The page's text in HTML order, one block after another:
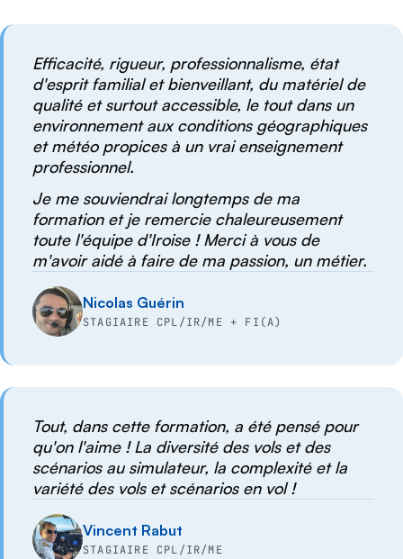
Efficacité, rigueur, professionnalisme, état
d'esprit familial et bienveillant, du matériel de
qualité et surtout accessible, le tout dans un
environnement aux conditions géographiques
et météo propices à un vrai enseignement
professionnel.
Je me souviendrai longtemps de ma
formation et je remercie chaleureusement
toute l'équipe d'Iroise ! Merci à vous de
m'avoir aidé à faire de ma passion, un métier.
Nicolas Guérin
STAGIAIRE CPL/IR/ME + FI(A)
Tout, dans cette formation, a été pensé pour
qu'on l'aime ! La diversité des vols et des
scénarios au simulateur, la complexité et la
variété des vols et scénarios en vol !
Vincent Rabut
STAGIAIRE CPL/IR/ME